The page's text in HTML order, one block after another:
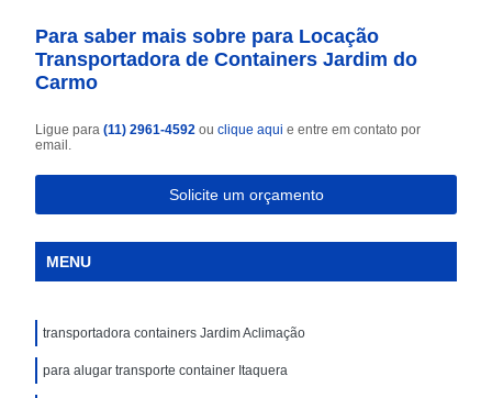
Para saber mais sobre para Locação
Transportadora de Containers Jardim do
Carmo
Ligue para(11) 2961-4592ouclique aqui e entre em contato por
email.
Solicite um orçamento
MENU
transportadora containers Jardim Aclimação
para alugar transporte container Itaquera